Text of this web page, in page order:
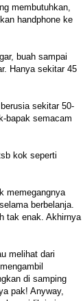
membutuhkan,
handphone ke
buah sampai
Hanya sekitar 45
sekitar 50-
bapak semacam
kok seperti
memegangnya
berbelanja.
tak enak. Akhirnya
melihat dari
di samping
pak! Anyway,